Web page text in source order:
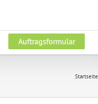
Auftragsformular
Startseite